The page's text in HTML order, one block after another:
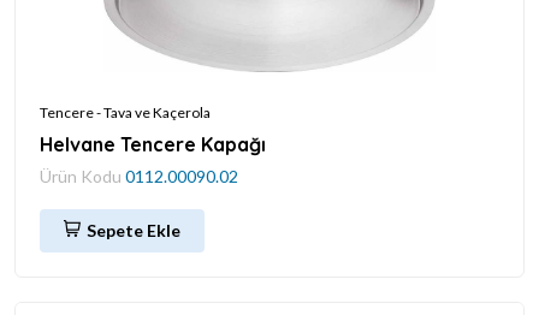
Tencere - Tava ve Kaçerola
Helvane Tencere Kapağı
Ürün Kodu 0112.00090.02
Sepete Ekle